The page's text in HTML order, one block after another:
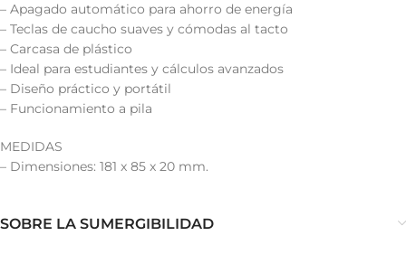
– Apagado automático para ahorro de energía
– Teclas de caucho suaves y cómodas al tacto
– Carcasa de plástico
– Ideal para estudiantes y cálculos avanzados
– Diseño práctico y portátil
– Funcionamiento a pila
MEDIDAS
– Dimensiones: 181 x 85 x 20 mm.
SOBRE LA SUMERGIBILIDAD